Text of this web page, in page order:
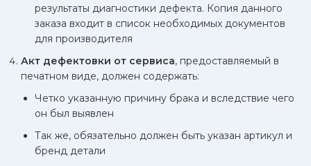
результаты диагностики дефекта. Копия данного
заказа входит в список необходимых документов
для производителя
Акт дефектовки от сервиса, предоставляемый в
печатном виде, должен содержать:
Четко указанную причину брака и вследствие чего
он был выявлен
Так же, обязательно должен быть указан артикул и
бренд детали